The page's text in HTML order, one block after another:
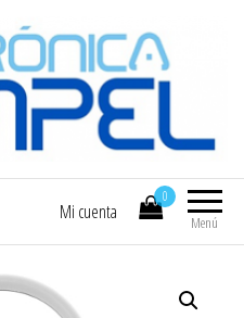
Electrónica COMPEL
Menú
0
Mi cuenta